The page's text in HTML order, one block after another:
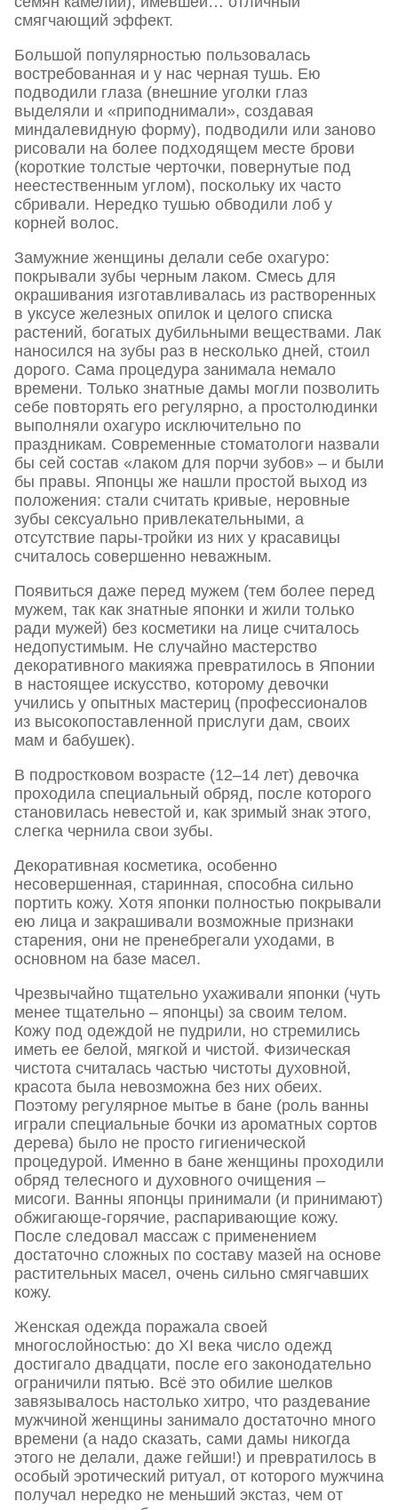
смягчающий эффект.
Большой популярностью пользовалась
востребованная и у нас черная тушь. Ею
подводили глаза (внешние уголки глаз
выделяли и «приподнимали», создавая
миндалевидную форму), подводили или заново
рисовали на более подходящем месте брови
(короткие толстые черточки, повернутые под
неестественным углом), поскольку их часто
сбривали. Нередко тушью обводили лоб у
корней волос.
Замужние женщины делали себе охагуро:
покрывали зубы черным лаком. Смесь для
окрашивания изготавливалась из растворенных
в уксусе железных опилок и целого списка
растений, богатых дубильными веществами. Лак
наносился на зубы раз в несколько дней, стоил
дорого. Сама процедура занимала немало
времени. Только знатные дамы могли позволить
себе повторять его регулярно, а простолюдинки
выполняли охагуро исключительно по
праздникам. Современные стоматологи назвали
бы сей состав «лаком для порчи зубов» – и были
бы правы. Японцы же нашли простой выход из
положения: стали считать кривые, неровные
зубы сексуально привлекательными, а
отсутствие пары-тройки из них у красавицы
считалось совершенно неважным.
Появиться даже перед мужем (тем более перед
мужем, так как знатные японки и жили только
ради мужей) без косметики на лице считалось
недопустимым. Не случайно мастерство
декоративного макияжа превратилось в Японии
в настоящее искусство, которому девочки
учились у опытных мастериц (профессионалов
из высокопоставленной прислуги дам, своих
мам и бабушек).
В подростковом возрасте (12–14 лет) девочка
проходила специальный обряд, после которого
становилась невестой и, как зримый знак этого,
слегка чернила свои зубы.
Декоративная косметика, особенно
несовершенная, старинная, способна сильно
портить кожу. Хотя японки полностью покрывали
ею лица и закрашивали возможные признаки
старения, они не пренебрегали уходами, в
основном на базе масел.
Чрезвычайно тщательно ухаживали японки (чуть
менее тщательно – японцы) за своим телом.
Кожу под одеждой не пудрили, но стремились
иметь ее белой, мягкой и чистой. Физическая
чистота считалась частью чистоты духовной,
красота была невозможна без них обеих.
Поэтому регулярное мытье в бане (роль ванны
играли специальные бочки из ароматных сортов
дерева) было не просто гигиенической
процедурой. Именно в бане женщины проходили
обряд телесного и духовного очищения –
мисоги. Ванны японцы принимали (и принимают)
обжигающе-горячие, распаривающие кожу.
После следовал массаж с применением
достаточно сложных по составу мазей на основе
растительных масел, очень сильно смягчавших
кожу.
Женская одежда поражала своей
многослойностью: до XI века число одежд
достигало двадцати, после его законодательно
ограничили пятью. Всё это обилие шелков
завязывалось настолько хитро, что раздевание
мужчиной женщины занимало достаточно много
времени (а надо сказать, сами дамы никогда
этого не делали, даже гейши!) и превратилось в
особый эротический ритуал, от которого мужчина
получал нередко не меньший экстаз, чем от